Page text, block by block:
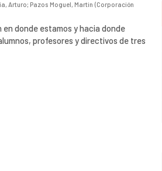
Arturo; Pazos Moguel, Martin (Corporación
donde estamos y hacia donde
profesores y directivos de tres